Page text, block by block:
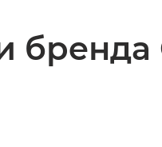
бренда